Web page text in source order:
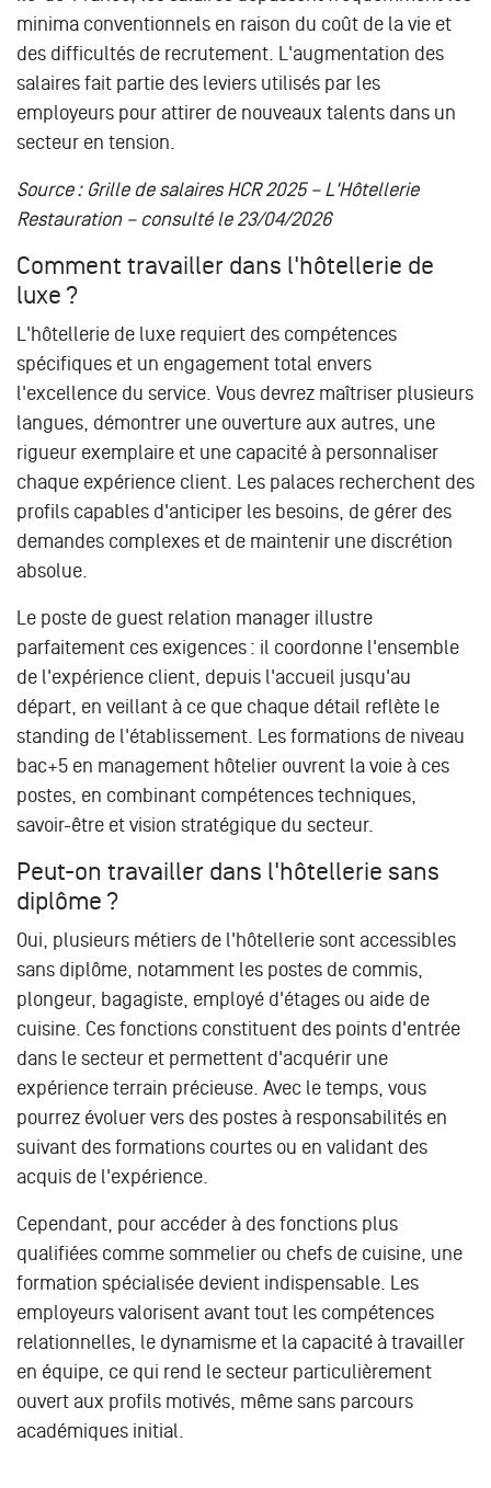
minima conventionnels en raison du coût de la vie et
des difficultés de recrutement. L'augmentation des
salaires fait partie des leviers utilisés par les
employeurs pour attirer de nouveaux talents dans un
secteur en tension.
Source : Grille de salaires HCR 2025 – L'Hôtellerie
Restauration – consulté le 23/04/2026
Comment travailler dans l'hôtellerie de
luxe ?
L'hôtellerie de luxe requiert des compétences
spécifiques et un engagement total envers
l'excellence du service. Vous devrez maîtriser plusieurs
langues, démontrer une ouverture aux autres, une
rigueur exemplaire et une capacité à personnaliser
chaque expérience client. Les palaces recherchent des
profils capables d'anticiper les besoins, de gérer des
demandes complexes et de maintenir une discrétion
absolue.
Le poste de guest relation manager illustre
parfaitement ces exigences : il coordonne l'ensemble
de l'expérience client, depuis l'accueil jusqu'au
départ, en veillant à ce que chaque détail reflète le
standing de l'établissement. Les formations de niveau
bac+5 en management hôtelier ouvrent la voie à ces
postes, en combinant compétences techniques,
savoir-être et vision stratégique du secteur.
Peut-on travailler dans l'hôtellerie sans
diplôme ?
Oui, plusieurs métiers de l'hôtellerie sont accessibles
sans diplôme, notamment les postes de commis,
plongeur, bagagiste, employé d'étages ou aide de
cuisine. Ces fonctions constituent des points d'entrée
dans le secteur et permettent d'acquérir une
expérience terrain précieuse. Avec le temps, vous
pourrez évoluer vers des postes à responsabilités en
suivant des formations courtes ou en validant des
acquis de l'expérience.
Cependant, pour accéder à des fonctions plus
qualifiées comme sommelier ou chefs de cuisine, une
formation spécialisée devient indispensable. Les
employeurs valorisent avant tout les compétences
relationnelles, le dynamisme et la capacité à travailler
en équipe, ce qui rend le secteur particulièrement
ouvert aux profils motivés, même sans parcours
académiques initial.